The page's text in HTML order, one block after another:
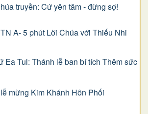
truyền: Cứ yên tâm - đừng sợ!
A- 5 phút Lời Chúa với Thiếu Nhi
Ea Tul: Thánh lễ ban bí tích Thêm sức
mừng Kim Khánh Hôn Phối